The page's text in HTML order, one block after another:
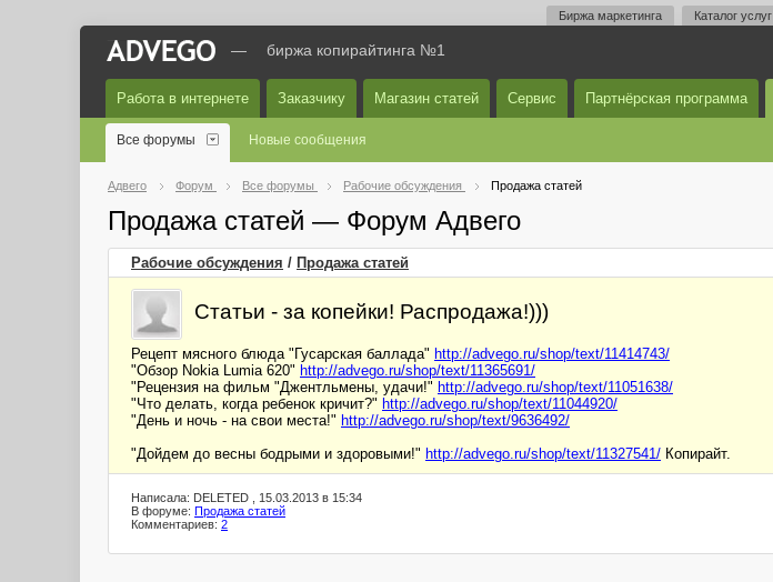
Биржа маркетинга Каталог услуг
— биржа копирайтинга №1
Работа в интернете Заказчику Магазин статей Сервис Партнёрская программа
Все форумы Новые сообщения
Адвего Форум Все форумы Рабочие обсуждения Продажа статей
Продажа статей — Форум Адвего
Рабочие обсуждения / Продажа статей
Статьи - за копейки! Распродажа!)))
Рецепт мясного блюда "Гусарская баллада" http://advego.ru/shop/text/11414743/
"Обзор Nokia Lumia 620" http://advego.ru/shop/text/11365691/
"Рецензия на фильм "Джентльмены, удачи!" http://advego.ru/shop/text/11051638/
"Что делать, когда ребенок кричит?" http://advego.ru/shop/text/11044920/
"День и ночь - на свои места!" http://advego.ru/shop/text/9636492/
"Дойдем до весны бодрыми и здоровыми!" http://advego.ru/shop/text/11327541/ Копирайт.
Написала: DELETED , 15.03.2013 в 15:34
В форуме: Продажа статей
Комментариев: 2